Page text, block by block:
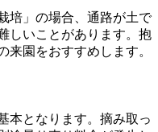
培」の場合、通路が土で
しいことがあります。抱
来園をおすすめします。
本となります。摘み取っ